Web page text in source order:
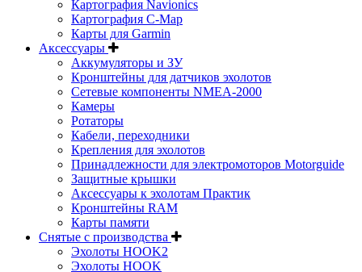
Картография Navionics
Картография C-Map
Карты для Garmin
Аксессуары
Аккумуляторы и ЗУ
Кронштейны для датчиков эхолотов
Сетевые компоненты NMEA-2000
Камеры
Ротаторы
Кабели, переходники
Крепления для эхолотов
Принадлежности для электромоторов Motorguide
Защитные крышки
Аксессуары к эхолотам Практик
Кронштейны RAM
Карты памяти
Снятые с производства
Эхолоты HOOK2
Эхолоты HOOK